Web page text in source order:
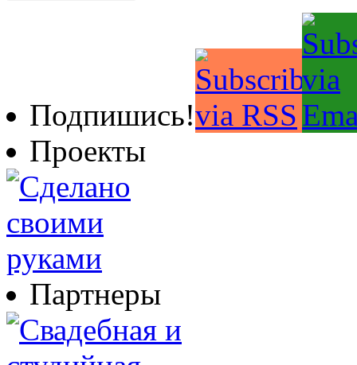
Подпишись!
Проекты
Партнеры